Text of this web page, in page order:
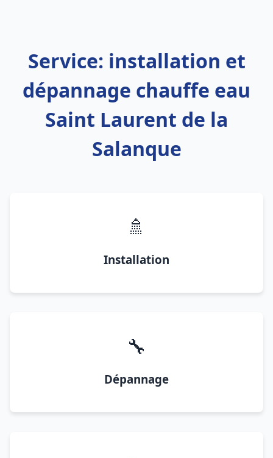
Service: installation et
dépannage chauffe eau
Saint Laurent de la
Salanque
🚿
Installation
🔧
Dépannage